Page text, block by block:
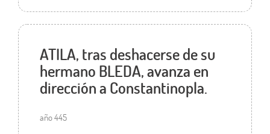
ATILA, tras deshacerse de su
hermano BLEDA, avanza en
dirección a Constantinopla.
año 445